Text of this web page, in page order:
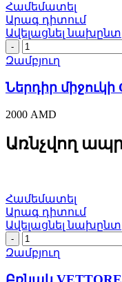
Համեմատել
Արագ դիտում
Ավելացնել
Ներդիր
միջուկի
Code
Deco
DP-
C-
22-
NIS
quantity
Զամբյուղ
Ներդիր միջուկի
2000 AMD
Առնչվող
Համեմատել
Արագ դիտում
Ավելացնել
Բռնակ
VЕTTORE
R06.170
BN
Զամբյուղ